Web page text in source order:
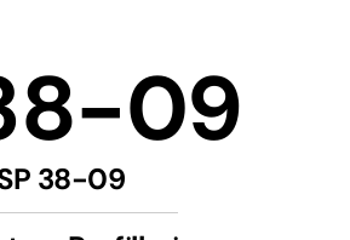
09
38-09